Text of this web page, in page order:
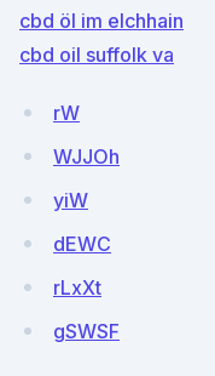
cbd öl im elchhain
cbd oil suffolk va
rW
WJJOh
yiW
dEWC
rLxXt
gSWSF